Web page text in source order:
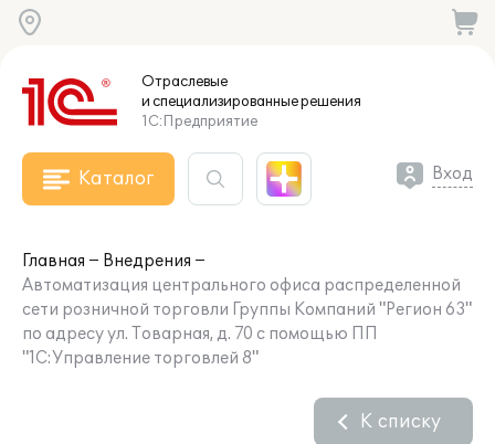
Отраслевые
и специализированныерешения
1С:Предприятие
Каталог Вход
Главная
Внедрения
Автоматизация центрального офиса распределенной
сети розничной торговли Группы Компаний "Регион 63"
по адресу ул. Товарная, д. 70 с помощью ПП
"1С:Управление торговлей 8"
К списку